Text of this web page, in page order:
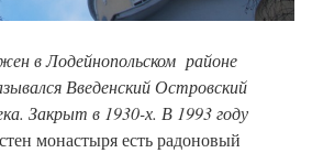
в Лодейнопольском районе
Введенский Островский
Закрыт в 1930-х. В 1993 году
монастыря есть радоновый